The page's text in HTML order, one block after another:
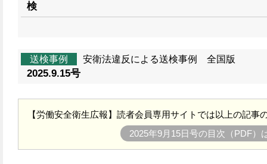
検
送検事例 安衛法違反による送検事例 全国版
2025.9.15号
【労働安全衛生広報】読者会員専用サイトでは以上の記事
2025年9月15日号の目次（PDF）